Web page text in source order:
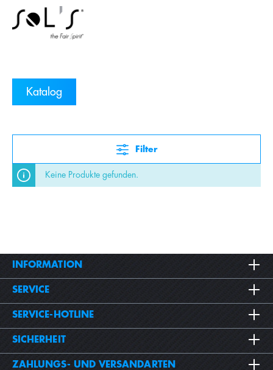
Katalog
Filter
Keine Produkte gefunden.
INFORMATION
SERVICE
SERVICE-HOTLINE
SICHERHEIT
ZAHLUNGS- UND VERSANDARTEN